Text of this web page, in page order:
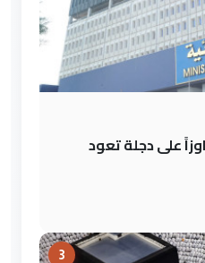
المائية: 454 تجاوزاً على دجلة تعود
3